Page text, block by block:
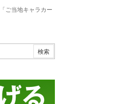
ご当地キャラカー